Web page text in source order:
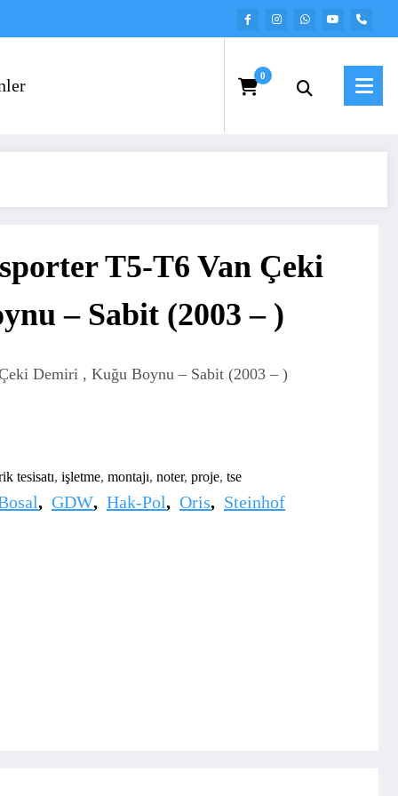
0
T5-T6 Van Çeki
– Sabit (2003 – )
Demiri , Kuğu Boynu – Sabit (2003 – )
tesisatı, işletme, montajı, noter, proje, tse
, GDW, Hak-Pol, Oris, Steinhof